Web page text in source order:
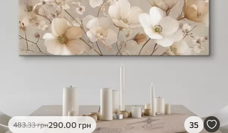
483.33грн290.00 грн 35